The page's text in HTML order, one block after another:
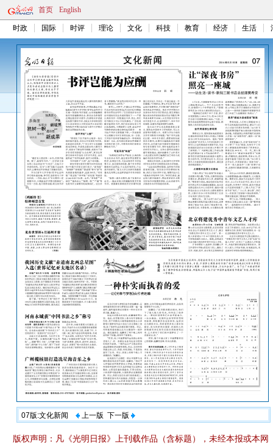
首页 English
时政 国际 时评 理论 文化 科技 教育 经济 生活
07版:文化新闻 上一版 下一版
版权声明：凡《光明日报》上刊载作品（含标题），未经本报或本网